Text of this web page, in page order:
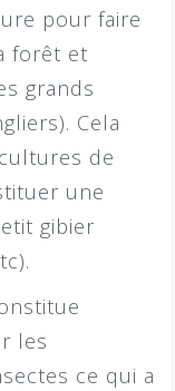
pour faire
forêt et
grands
Cela
de
une
gibier
les
ce qui a